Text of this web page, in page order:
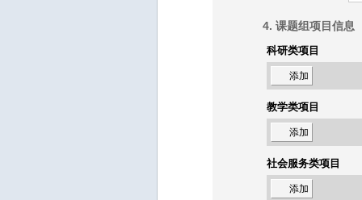
4. 课题组项目信息
科研类项目
添加
教学类项目
添加
社会服务类项目
添加